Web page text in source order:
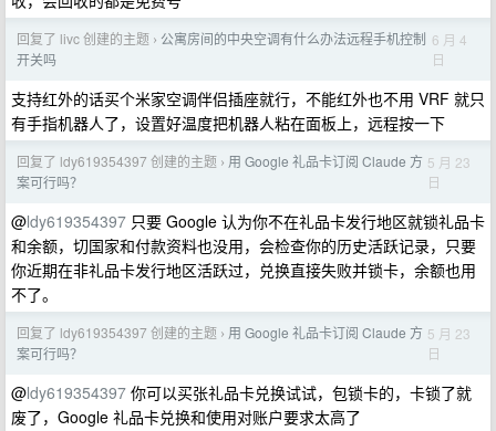
回复了 livc 创建的主题 › 公寓房间的中央空调有什么办法远程手机控制
开关吗
6 月 4
日
支持红外的话买个米家空调伴侣插座就行，不能红外也不用 VRF 就只
有手指机器人了，设置好温度把机器人粘在面板上，远程按一下
回复了 ldy619354397 创建的主题 › 用 Google 礼品卡订阅 Claude 方
案可行吗？
5 月 23
日
@ldy619354397 只要 Google 认为你不在礼品卡发行地区就锁礼品卡
和余额，切国家和付款资料也没用，会检查你的历史活跃记录，只要
你近期在非礼品卡发行地区活跃过，兑换直接失败并锁卡，余额也用
不了。
回复了 ldy619354397 创建的主题 › 用 Google 礼品卡订阅 Claude 方
案可行吗？
5 月 23
日
@ldy619354397 你可以买张礼品卡兑换试试，包锁卡的，卡锁了就
废了，Google 礼品卡兑换和使用对账户要求太高了